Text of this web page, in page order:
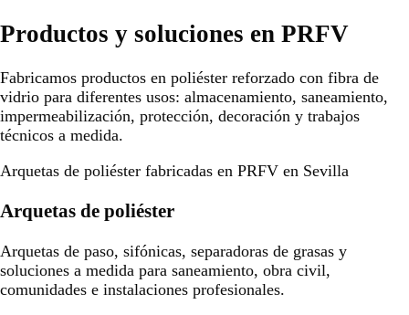
Productos y soluciones en PRFV
Fabricamos productos en poliéster reforzado con fibra de
vidrio para diferentes usos: almacenamiento, saneamiento,
impermeabilización, protección, decoración y trabajos
técnicos a medida.
Arquetas de poliéster fabricadas en PRFV en Sevilla
Arquetas de poliéster
Arquetas de paso, sifónicas, separadoras de grasas y
soluciones a medida para saneamiento, obra civil,
comunidades e instalaciones profesionales.